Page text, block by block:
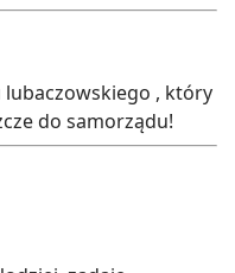
, który
do samorządu!